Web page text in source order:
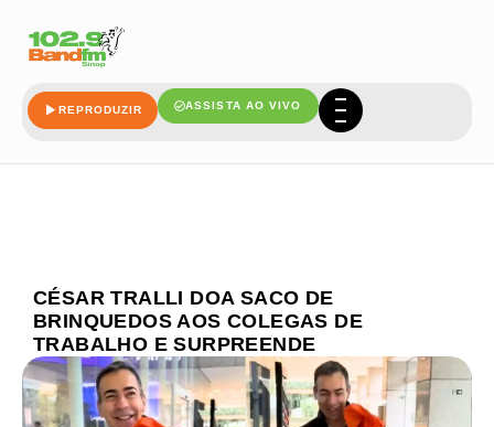
REPRODUZIR ASSISTA AO VIVO
CÉSAR TRALLI DOA SACO DE
BRINQUEDOS AOS COLEGAS DE
TRABALHO E SURPREENDE